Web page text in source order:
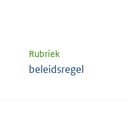
Rubriek
beleidsregel